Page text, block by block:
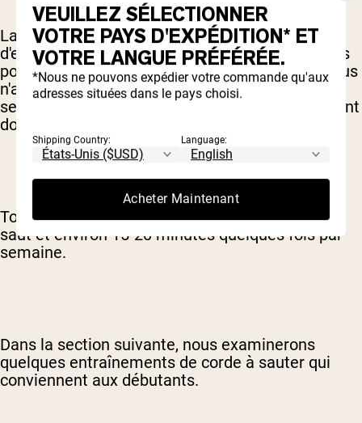
La meilleure chose à propos des séances
d'entraînement de la corde à sauter est que vous
pouvez le faire à tout moment, n'importe où. Vous
n'avez pas besoin d'accéder à un gymnase, un
sentier ou un chemin de course ou un équipement
domestique coûteux comme un tapis roulant.
Tout ce dont vous avez besoin est une corde de
saut et environ 15-20 minutes quelques fois par
semaine.
Dans la section suivante, nous examinerons
quelques entraînements de corde à sauter qui
conviennent aux débutants.
VEUILLEZ SÉLECTIONNER
VOTRE PAYS D'EXPÉDITION* ET
VOTRE LANGUE PRÉFÉRÉE.
*Nous ne pouvons expédier votre commande qu'aux
adresses situées dans le pays choisi.
Shipping Country: Language:
Acheter Maintenant